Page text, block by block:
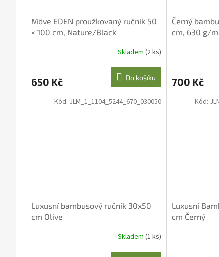
Möve EDEN proužkovaný ručník 50
× 100 cm, Nature/Black
Skladem (2 ks)
650 Kč Do košíku
Černý
cm, 630 g/
700 Kč
Luxusní bambusový ručník 30x50
cm Olive
Skladem (1 ks)
Kód: JLM_1_1104_5244_670_030050
Luxusní
cm Černý
Kód: